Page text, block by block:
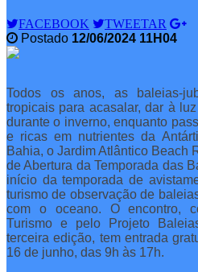
FACEBOOK
TWEETAR
Postado 12/06/2024 11H04
Todos os anos, as baleias-
tropicais para acasalar, dar à
durante o inverno, enquanto
e ricas em nutrientes da
Bahia, o Jardim Atlântico Beach
de Abertura da Temporada das
início da temporada de
turismo de observação de
com o oceano. O encontro,
Turismo e pelo Projeto
terceira edição, tem entrada
16 de junho, das 9h às 17h.